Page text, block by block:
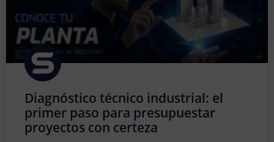
Diagnóstico técnico industrial: el
primer paso para presupuestar
proyectos con certeza